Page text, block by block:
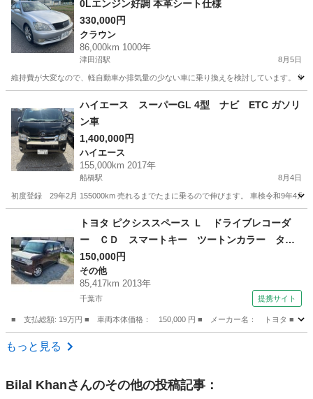
0Lエンジン好調 本革シート仕様
330,000円
クラウン
86,000km 1000年
津田沼駅 8月5日
維持費が大変なので、軽自動車か排気量の少ない車に乗り換えを検討しています。
津田沼駅 クラウン エンジン
ハイエース スーパーGL 4型 ナビ ETC ガソリ
ン車
1,400,000円
ハイエース
155,000km 2017年
船橋駅 8月4日
初度登録 29年2月 155000km 売れるまでたまに乗るので伸びます。 車検令和9年4月
船橋駅 ナビ
トヨタ ピクシススペース Ｌ ドライブレコーダ
ー ＣＤ スマートキー ツートンカラー タイ
ヤホイール１４インチ 走行距離８５０００キロ
（車検整備付）
150,000円
その他
85,417km 2013年
千葉市 提携サイト
■ 支払総額: 19万円 ■ 車両本体価格： 150,000 円 ■ メーカー名： トヨタ ■
千葉 千葉市
もっと見る
Bilal Khanさんのその他の投稿記事：